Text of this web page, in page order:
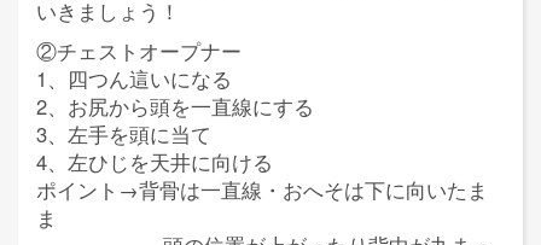
いきましょう！
②チェストオープナー
1、四つん這いになる
2、お尻から頭を一直線にする
3、左手を頭に当て
4、左ひじを天井に向ける
ポイント→背骨は一直線・おへそは下に向いたま
ま